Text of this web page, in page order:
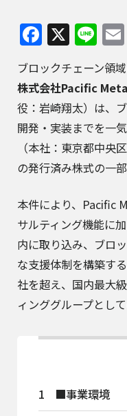
Facebook
X Line
ブロックチェーン領
株式会社Pacific Meta
役：岩崎翔太）は、
開発・実装までを一
（本社：東京都中央
の発行済み株式の一
本件により、Pacific
サルティング機能に
内に取り込み、ブロ
な支援体制を構築す
社を超え、国内最大
ィンググループとし
1 ■事業環境